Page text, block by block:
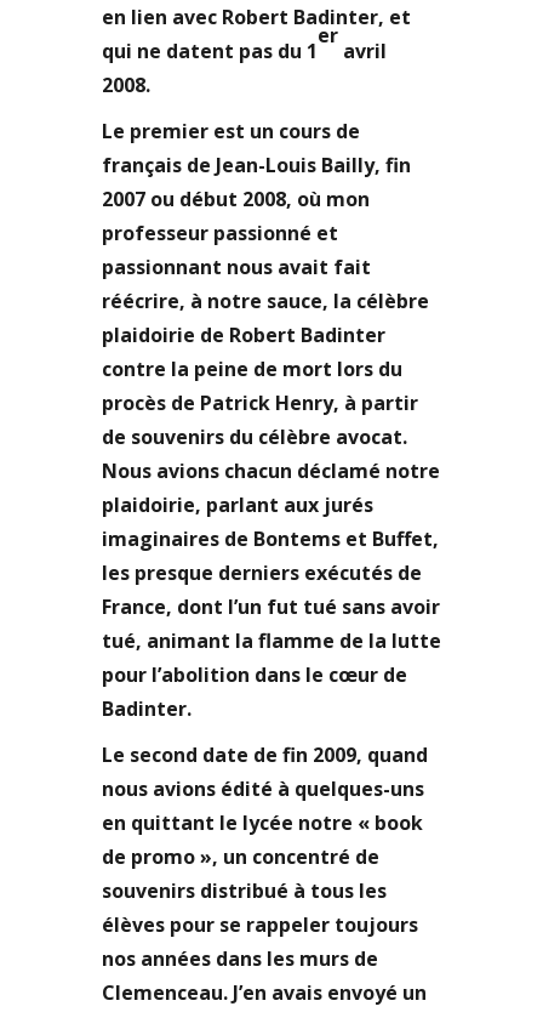
en lien avec Robert Badinter, et
qui ne datent pas du 1
er
avril
2008.
Le premier est un cours de
français de Jean-Louis Bailly, fin
2007 ou début 2008, où mon
professeur passionné et
passionnant nous avait fait
réécrire, à notre sauce, la célèbre
plaidoirie de Robert Badinter
contre la peine de mort lors du
procès de Patrick Henry, à partir
de souvenirs du célèbre avocat.
Nous avions chacun déclamé notre
plaidoirie, parlant aux jurés
imaginaires de Bontems et Buffet,
les presque derniers exécutés de
France, dont l’un fut tué sans avoir
tué, animant la flamme de la lutte
pour l’abolition dans le cœur de
Badinter.
Le second date de fin 2009, quand
nous avions édité à quelques-uns
en quittant le lycée notre « book
de promo », un concentré de
souvenirs distribué à tous les
élèves pour se rappeler toujours
nos années dans les murs de
Clemenceau. J’en avais envoyé un